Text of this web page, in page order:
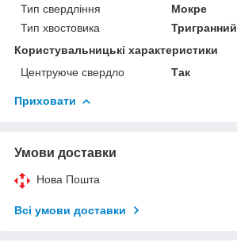
Тип свердління
Мокре
Тип хвостовика
Тригранний
Користувальницькі характеристики
Центруюче свердло
Так
Приховати
Умови доставки
Нова Пошта
Всі умови доставки